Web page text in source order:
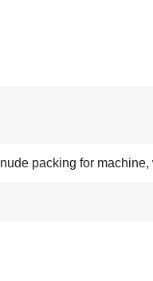
nude packing for